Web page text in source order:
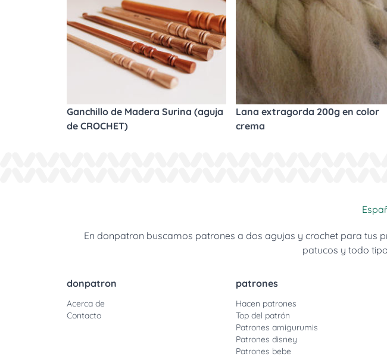
Ganchillo de Madera Surina (aguja
de CROCHET)
Lana extragorda 200g en color
crema
En donpatron buscamos patrones a dos agujas y crochet para tus
patucos y todo
donpatron
Acerca de
Contacto
patrones
Hacen patrones
Top del patrón
Patrones amigurumis
Patrones disney
Patrones bebe